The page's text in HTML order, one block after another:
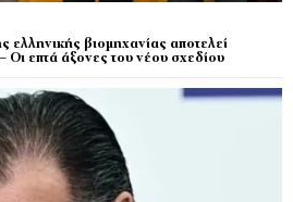
ελληνικής βιομηχανίας αποτελεί
Οι επτά άξονες του νέου σχεδίου